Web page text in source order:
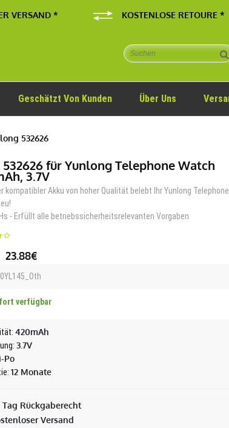
VERSAND * KOSTENLOSE RETOURE *
Geschätzt Von Kunden Über Uns
532626
532626 für Yunlong Telephone Watch
3.7V
kompatibler Akku von hoher Qualität belebt Ihr Yunlong Telephone
- Erfüllt alle betriebssicherheitsrelevanten Vorgaben
23.88€
verfügbar
420mAh
3.7V
Po
12 Monate
Tag Rückgaberecht
Versand